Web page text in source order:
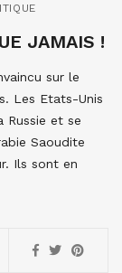
JAMAIS !
sur le
Les Etats-Unis
et se
Saoudite
Ils sont en